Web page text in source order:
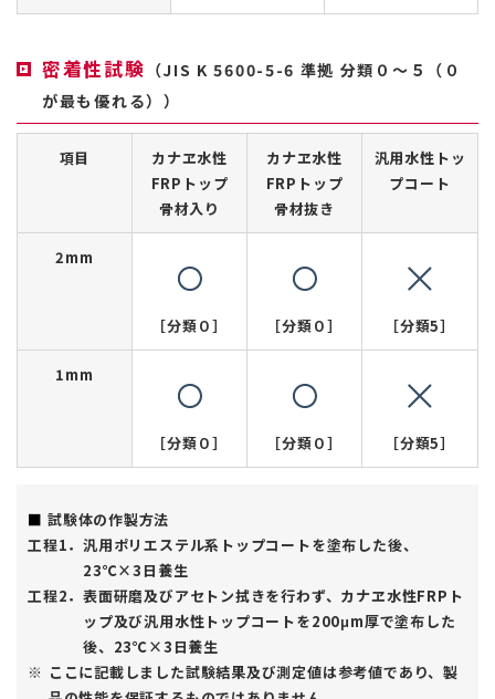
密着性試験 （JIS K 5600-5-6 準拠 分類０～５（０
が最も優れる））
項目
カナヱ水性
FRPトップ
骨材入り
カナヱ水性
FRPトップ
骨材抜き
汎用水性トッ
プコート
2mm
［分類０］ ［分類０］ ［分類5］
1mm
［分類０］ ［分類０］ ［分類5］
試験体の作製方法
工程1．汎用ポリエステル系トップコートを塗布した後、
23℃×3日養生
工程2．表面研磨及びアセトン拭きを行わず、カナヱ水性FRPト
ップ及び汎用水性トップコートを200μm厚で塗布した
後、23℃×3日養生
ここに記載しました試験結果及び測定値は参考値であり、製